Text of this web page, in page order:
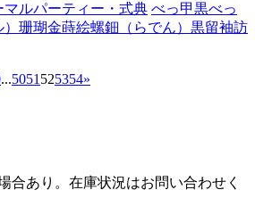
マルパーティー・式典 べっ甲黒べっ
珊瑚金蒔絵螺鈿（らでん） 黒留袖訪
...5051 525354»
合あり。在庫状況はお問い合わせく